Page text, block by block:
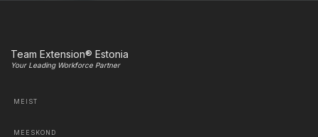
Team Extension® Estonia
Your Leading Workforce Partner
MEIST
MEESKOND